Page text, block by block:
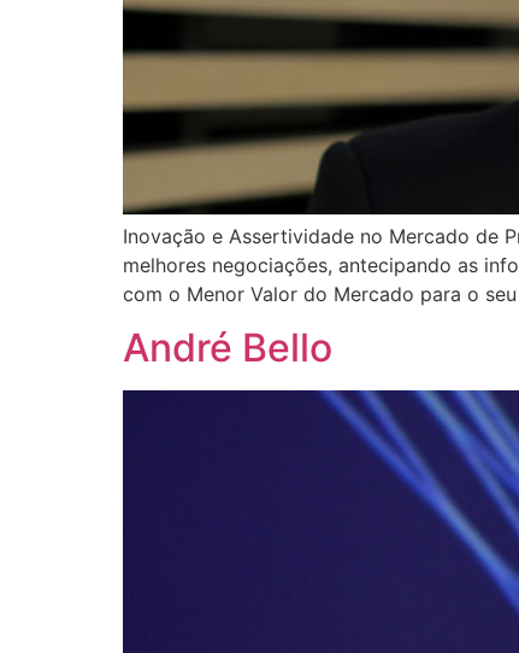
Inovação e Assertividade no Mercado de
melhores negociações, antecipando as
com o Menor Valor do Mercado para o
André Bello